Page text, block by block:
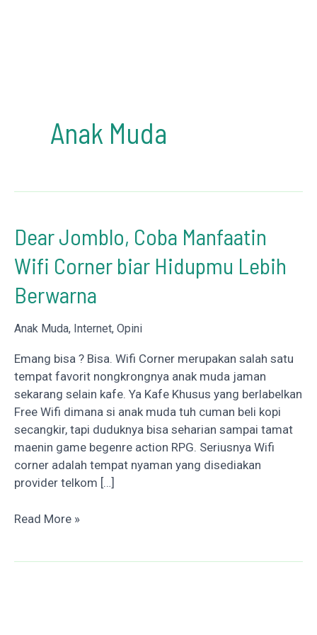
Anak Muda
Dear Jomblo, Coba Manfaatin
Wifi Corner biar Hidupmu Lebih
Berwarna
Anak Muda, Internet, Opini
Emang bisa ? Bisa. Wifi Corner merupakan salah satu
tempat favorit nongkrongnya anak muda jaman
sekarang selain kafe. Ya Kafe Khusus yang berlabelkan
Free Wifi dimana si anak muda tuh cuman beli kopi
secangkir, tapi duduknya bisa seharian sampai tamat
maenin game begenre action RPG. Seriusnya Wifi
corner adalah tempat nyaman yang disediakan
provider telkom […]
Dear
Read More »